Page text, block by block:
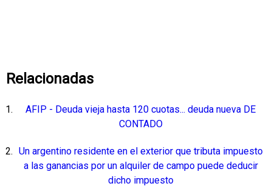
Relacionadas
AFIP - Deuda vieja hasta 120 cuotas... deuda nueva DE
CONTADO
Un argentino residente en el exterior que tributa impuesto
a las ganancias por un alquiler de campo puede deducir
dicho impuesto